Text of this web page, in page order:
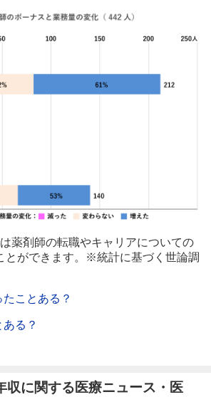
薬剤師の転職やキャリアについての
とができます。※統計に基づく世論調
ことある？
る？
収に関する医療ニュース・医